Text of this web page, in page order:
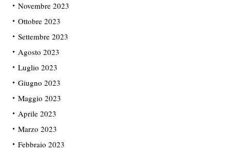
Novembre 2023
Ottobre 2023
Settembre 2023
Agosto 2023
Luglio 2023
Giugno 2023
Maggio 2023
Aprile 2023
Marzo 2023
Febbraio 2023